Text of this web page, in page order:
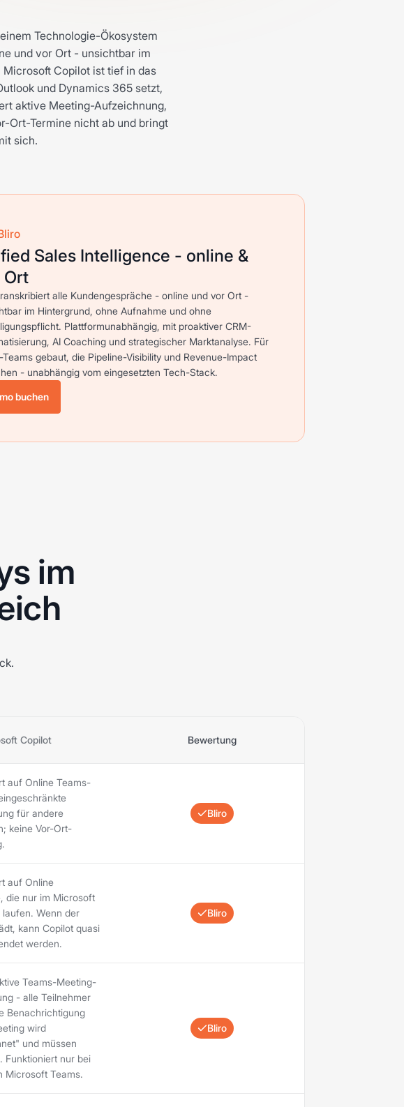
Technologie-Ökosystem
und vor Ort - unsichtbar im
Copilot ist tief in das
und Dynamics 365 setzt,
aktive Meeting-Aufzeichnung,
Ort-Termine nicht ab und bringt
sich.
Sales Intelligence - online &
Ort
alle Kundengespräche - online und vor Ort -
im Hintergrund, ohne Aufnahme und ohne
Plattformunabhängig, mit proaktiver CRM-
AI Coaching und strategischer Marktanalyse. Für
Teams gebaut, die Pipeline-Visibility und Revenue-Impact
- unabhängig vom eingesetzten Tech-Stack.
buchen
im
Copilot Bewertung
auf Online Teams-
für andere
keine Vor-Ort-
Bliro
auf Online
die nur im Microsoft
laufen. Wenn der
kann Copilot quasi
werden.
Bliro
Teams-Meeting-
- alle Teilnehmer
Benachrichtigung
wird
und müssen
Funktioniert nur bei
Microsoft Teams.
Bliro